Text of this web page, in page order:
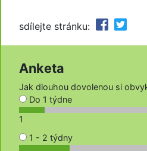
sdílejte stránku:
Anketa
Jak dlouhou dovolenou si
Do 1 týdne
1
1 - 2 týdny